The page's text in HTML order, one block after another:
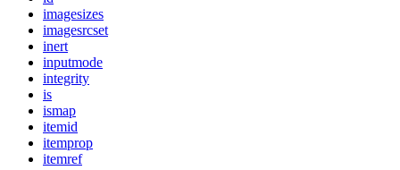
imagesizes
imagesrcset
inert
inputmode
integrity
is
ismap
itemid
itemprop
itemref